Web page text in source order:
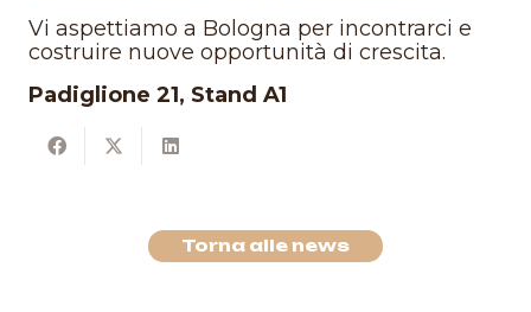
Vi aspettiamo a Bologna per incontrarci e
costruire nuove opportunità di crescita.
Padiglione 21, Stand A1
Torna alle news